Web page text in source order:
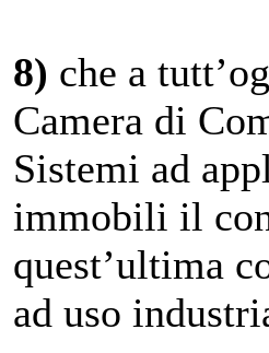
8) che a
Camera di
Sistemi ad
immobili il
quest’ultima
ad uso